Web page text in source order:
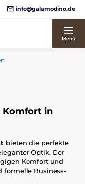
info@galamodino.de
Menü
Komfort in
bieten die perfekte
Optik. Der
Komfort und
formelle Business-